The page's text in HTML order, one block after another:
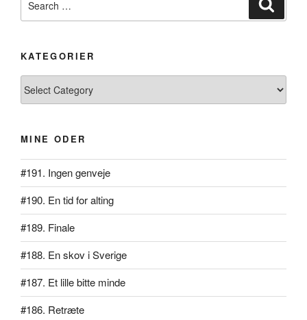
for:
KATEGORIER
MINE ODER
#191. Ingen genveje
#190. En tid for alting
#189. Finale
#188. En skov i Sverige
#187. Et lille bitte minde
#186. Retræte